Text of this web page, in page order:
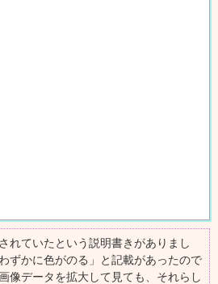
れていたという説明書きがありまし
ずかに色がのる」と記載があったので
像データを拡大して見ても、それらし